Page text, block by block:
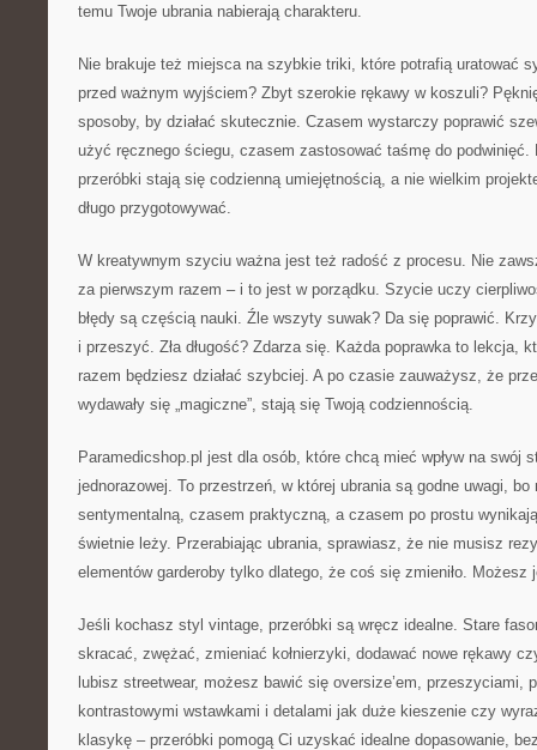
temu Twoje ubrania nabierają charakteru.
Nie brakuje też miejsca na szybkie triki, które potrafią uratować
przed ważnym wyjściem? Zbyt szerokie rękawy w koszuli?
sposoby, by działać skutecznie. Czasem wystarczy poprawić
użyć ręcznego ściegu, czasem zastosować taśmę do podwinięć.
przeróbki stają się codzienną umiejętnością, a nie wielkim
długo przygotowywać.
W kreatywnym szyciu ważna jest też radość z procesu. Nie
za pierwszym razem – i to jest w porządku. Szycie uczy
błędy są częścią nauki. Źle wszyty suwak? Da się poprawić.
i przeszyć. Zła długość? Zdarza się. Każda poprawka to lekcja,
razem będziesz działać szybciej. A po czasie zauważysz, że
wydawały się „magiczne”, stają się Twoją codziennością.
Paramedicshop.pl jest dla osób, które chcą mieć wpływ na swój
jednorazowej. To przestrzeń, w której ubrania są godne uwagi,
sentymentalną, czasem praktyczną, a czasem po prostu
świetnie leży. Przerabiając ubrania, sprawiasz, że nie musisz
elementów garderoby tylko dlatego, że coś się zmieniło. Możesz
Jeśli kochasz styl vintage, przeróbki są wręcz idealne. Stare
skracać, zwężać, zmieniać kołnierzyki, dodawać nowe rękawy
lubisz streetwear, możesz bawić się oversize’em, przeszyciami,
kontrastowymi wstawkami i detalami jak duże kieszenie czy
klasykę – przeróbki pomogą Ci uzyskać idealne dopasowanie,